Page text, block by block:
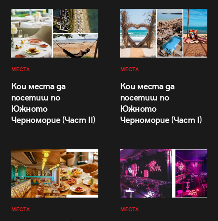
МЕСТА
Кои места да
посетиш по
Южното
Черноморие (Част II)
МЕСТА
Кои места да
посетиш по
Южното
Черноморие (Част I)
МЕСТА МЕСТА